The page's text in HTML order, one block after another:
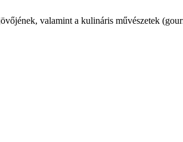
valamint a kulináris művészetek